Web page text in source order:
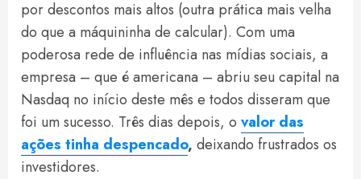
por descontos mais altos (outra prática mais velha
do que a máquininha de calcular). Com uma
poderosa rede de influência nas mídias sociais, a
empresa – que é americana – abriu seu capital na
Nasdaq no início deste mês e todos disseram que
foi um sucesso. Três dias depois, o valor das
ações tinha despencado, deixando frustrados os
investidores.